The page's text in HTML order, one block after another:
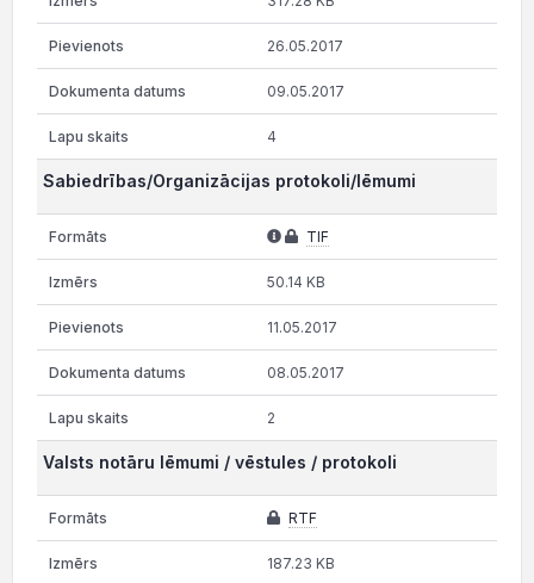
26.05.2017
09.05.2017
4
Sabiedrības/Organizācijas protokoli/lēmumi
TIF
50.14 KB
11.05.2017
08.05.2017
2
Valsts notāru lēmumi / vēstules / protokoli
RTF
187.23 KB